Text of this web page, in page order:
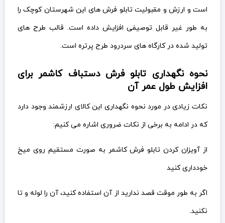
است و ارزش و مقبولیت تابلو فرش های این شهرستان کوچک را
به طور غیر قابل توصیفی افزایش داده است. قالب طرح های
تولید شده در کارگاه های سردرود طرح پرتره است.
نحوه نگهداری تابلو فرش دستباف کاشمر برای
افزایش طول عمر آن
نکات زیادی در مورد نحوه نگهداری این کالای ارزشمند وجود دارد
که در ادامه به برخی از نکات ضروری اشاره می کنیم:
از آویزان کردن تابلو فرش کاشمر به صورت مستقیم روی میخ
خودداری کنید
اگر به طور موقت قصد ندارید از آن استفاده کنید، آن را لوله و تا
نکنید.